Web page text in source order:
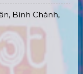
Bình Chánh,